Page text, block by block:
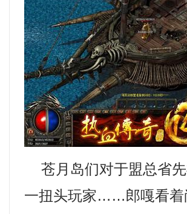
苍月岛们对于盟总省
一扭头玩家……郎嘎看着